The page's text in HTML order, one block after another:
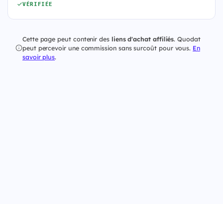
VÉRIFIÉE
Cette page peut contenir des liens d'achat affiliés. Quodat
peut percevoir une commission sans surcoût pour vous. En
savoir plus.